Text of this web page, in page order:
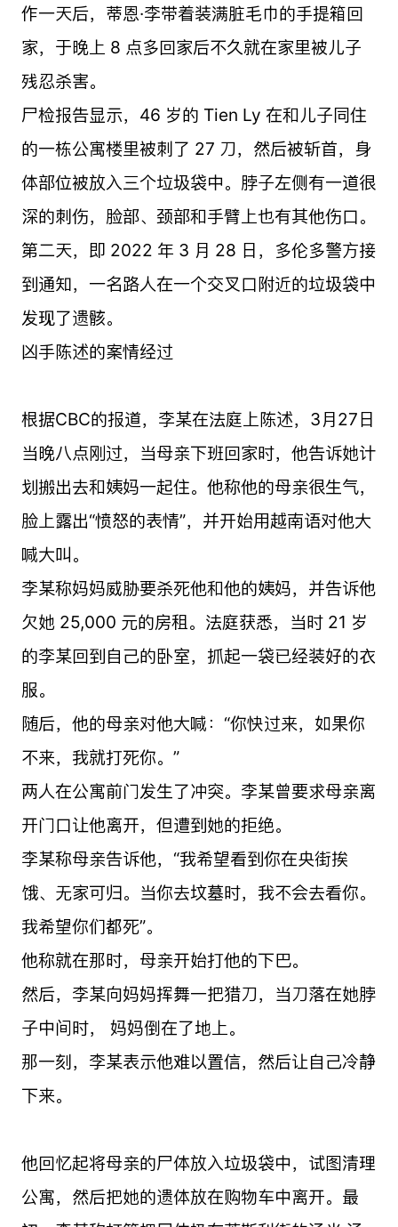
作一天后，蒂恩·李带着装满脏毛巾的手提箱回
家，于晚上 8 点多回家后不久就在家里被儿子
残忍杀害。
尸检报告显示，46 岁的 Tien Ly 在和儿子同住
的一栋公寓楼里被刺了 27 刀，然后被斩首，身
体部位被放入三个垃圾袋中。脖子左侧有一道很
深的刺伤，脸部、颈部和手臂上也有其他伤口。
第二天，即 2022 年 3 月 28 日，多伦多警方接
到通知，一名路人在一个交叉口附近的垃圾袋中
发现了遗骸。
凶手陈述的案情经过
根据CBC的报道，李某在法庭上陈述，3月27日
当晚八点刚过，当母亲下班回家时，他告诉她计
划搬出去和姨妈一起住。他称他的母亲很生气，
脸上露出“愤怒的表情”，并开始用越南语对他大
喊大叫。
李某称妈妈威胁要杀死他和他的姨妈，并告诉他
欠她 25,000 元的房租。法庭获悉，当时 21 岁
的李某回到自己的卧室，抓起一袋已经装好的衣
服。
随后，他的母亲对他大喊：“你快过来，如果你
不来，我就打死你。”
两人在公寓前门发生了冲突。李某曾要求母亲离
开门口让他离开，但遭到她的拒绝。
李某称母亲告诉他，“我希望看到你在央街挨
饿、无家可归。当你去坟墓时，我不会去看你。
我希望你们都死”。
他称就在那时，母亲开始打他的下巴。
然后，李某向妈妈挥舞一把猎刀，当刀落在她脖
子中间时， 妈妈倒在了地上。
那一刻，李某表示他难以置信，然后让自己冷静
下来。
他回忆起将母亲的尸体放入垃圾袋中，试图清理
公寓，然后把她的遗体放在购物车中离开。最